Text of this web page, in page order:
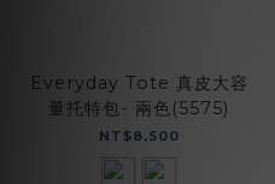
Everyday Tote 真皮大容
量托特包- 兩色(5575)
NT$8,500